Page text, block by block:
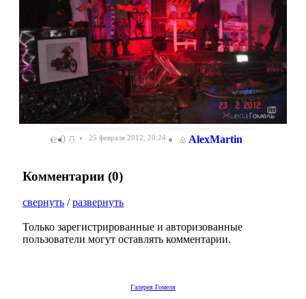
0 25 февраля 2012, 20:24 AlexMartin
Комментарии (0)
свернуть /развернуть
Только зарегистрированные и авторизованные
пользователи могут оставлять комментарии.
Галерея Гомеля